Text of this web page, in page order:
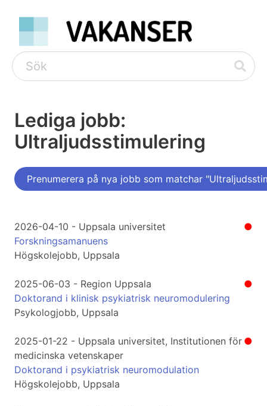
Lediga jobb:
Ultraljudsstimulering
Prenumerera på nya jobb som matchar
●
2026-04-10 - Uppsala universitet
Forskningsamanuens
Högskolejobb, Uppsala
●
2025-06-03 - Region Uppsala
Doktorand i klinisk psykiatrisk neuromodulering
Psykologjobb, Uppsala
●
2025-01-22 - Uppsala universitet, Institutionen för
medicinska vetenskaper
Doktorand i psykiatrisk neuromodulation
Högskolejobb, Uppsala